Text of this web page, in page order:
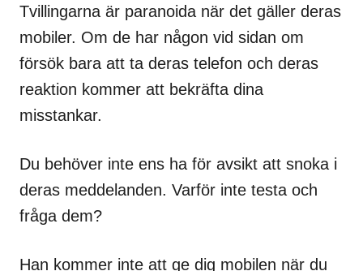
Tvillingarna är paranoida när det gäller deras
mobiler. Om de har någon vid sidan om
försök bara att ta deras telefon och deras
reaktion kommer att bekräfta dina
misstankar.
Du behöver inte ens ha för avsikt att snoka i
deras meddelanden. Varför inte testa och
fråga dem?
Han kommer inte att ge dig mobilen när du